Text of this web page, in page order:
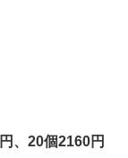
、20個2160円